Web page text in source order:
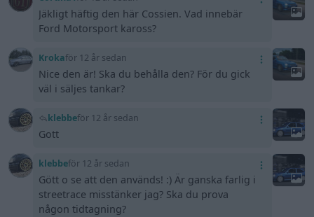
Jäkligt häftig den här Cossien. Vad innebär
Ford Motorsport kaross?
Krokaför 12 år sedan
Nice den är! Ska du behålla den? För du gick
väl i säljes tankar?
klebbeför 12 år sedan
Gott
klebbeför 12 år sedan
Gött o se att den används! :) Är ganska farlig i
streetrace misstänker jag? Ska du prova
någon tidtagning?